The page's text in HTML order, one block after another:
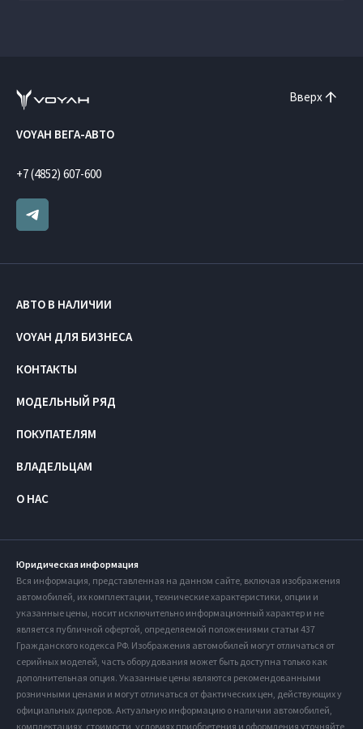
Вверх
VOYAH ВЕГА-АВТО
+7 (4852) 607-600
АВТО В НАЛИЧИИ
VOYAH ДЛЯ БИЗНЕСА
КОНТАКТЫ
МОДЕЛЬНЫЙ РЯД
ПОКУПАТЕЛЯМ
ВЛАДЕЛЬЦАМ
О НАС
Юридическая информация
Вся информация, представленная на данном сайте, включая изображения
автомобилей, их комплектации, технические характеристики, опции и
указанные цены, носит исключительно информационный характер и не
является публичной офертой, определяемой положениями статьи 437
Гражданского кодекса РФ. Изображения автомобилей могут отличаться от
серийных моделей, часть оборудования может быть доступна только как
дополнительная опция. Указанные цены являются рекомендованными
розничными ценами и могут отличаться от фактических цен, действующих у
официальных дилеров. Актуальную информацию о наличии автомобилей,
комплектациях, стоимости, условиях приобретения и оформления уточняйте